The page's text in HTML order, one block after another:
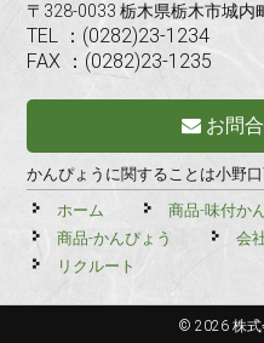
〒328-0033 栃木県栃木市城内
TEL ：(0282)23-1234
FAX ：(0282)23-1235
お問
かんぴょうに関することは小野
ホーム
商品-味付か
商品-かんぴょう
会
リクルート
© 2026 株式